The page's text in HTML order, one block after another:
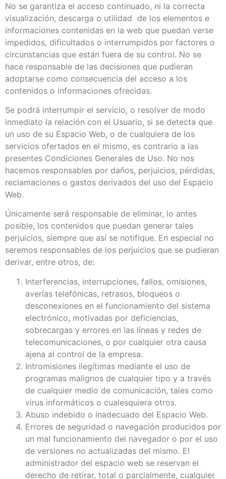
No se garantiza el acceso continuado, ni la correcta
visualización, descarga o utilidad de los elementos e
informaciones contenidas en la web que puedan verse
impedidos, dificultados o interrumpidos por factores o
circunstancias que están fuera de su control. No se
hace responsable de las decisiones que pudieran
adoptarse como consecuencia del acceso a los
contenidos o informaciones ofrecidas.
Se podrá interrumpir el servicio, o resolver de modo
inmediato la relación con el Usuario, si se detecta que
un uso de su Espacio Web, o de cualquiera de los
servicios ofertados en el mismo, es contrario a las
presentes Condiciones Generales de Uso. No nos
hacemos responsables por daños, perjuicios, pérdidas,
reclamaciones o gastos derivados del uso del Espacio
Web.
Únicamente será responsable de eliminar, lo antes
posible, los contenidos que puedan generar tales
perjuicios, siempre que así se notifique. En especial no
seremos responsables de los perjuicios que se pudieran
derivar, entre otros, de:
Interferencias, interrupciones, fallos, omisiones,
averías telefónicas, retrasos, bloqueos o
desconexiones en el funcionamiento del sistema
electrónico, motivadas por deficiencias,
sobrecargas y errores en las líneas y redes de
telecomunicaciones, o por cualquier otra causa
ajena al control de la empresa.
Intromisiones ilegítimas mediante el uso de
programas malignos de cualquier tipo y a través
de cualquier medio de comunicación, tales como
virus informáticos o cualesquiera otros.
Abuso indebido o inadecuado del Espacio Web.
Errores de seguridad o navegación producidos por
un mal funcionamiento del navegador o por el uso
de versiones no actualizadas del mismo. El
administrador del espacio web se reservan el
derecho de retirar, total o parcialmente, cualquier